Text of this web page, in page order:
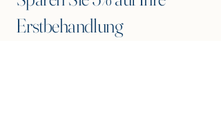
Erstbehandlung